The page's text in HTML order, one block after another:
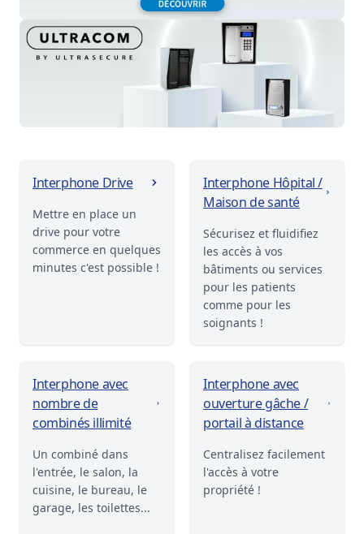
Interphone Drive
Mettre en place un
drive pour votre
commerce en quelques
minutes c'est possible !
Interphone Hôpital /
Maison de santé
Sécurisez et fluidifiez
les accès à vos
bâtiments ou services
pour les patients
comme pour les
soignants !
Interphone avec
nombre de
combinés illimité
Un combiné dans
l'entrée, le salon, la
cuisine, le bureau, le
garage, les toilettes...
Interphone avec
ouverture gâche /
portail à distance
Centralisez facilement
l'accès à votre
propriété !